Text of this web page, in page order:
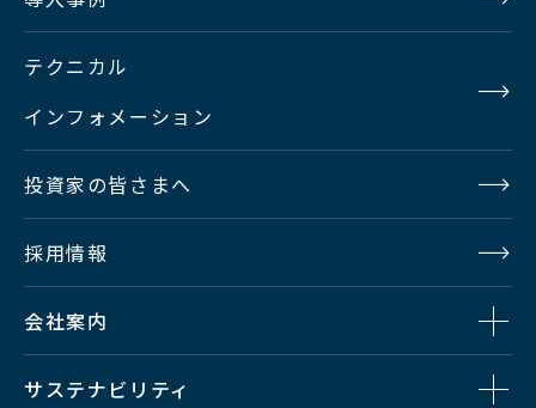
テクニカル
インフォメーション
投資家の皆さまへ
採用情報
会社案内
サステナビリティ